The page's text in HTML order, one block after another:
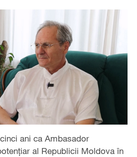
ani ca Ambasador
al Republicii Moldova în